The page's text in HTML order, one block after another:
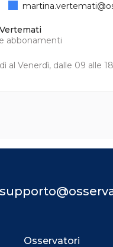
abbonamenti
al Venerdì, dalle 09 alle 18
Osservatori